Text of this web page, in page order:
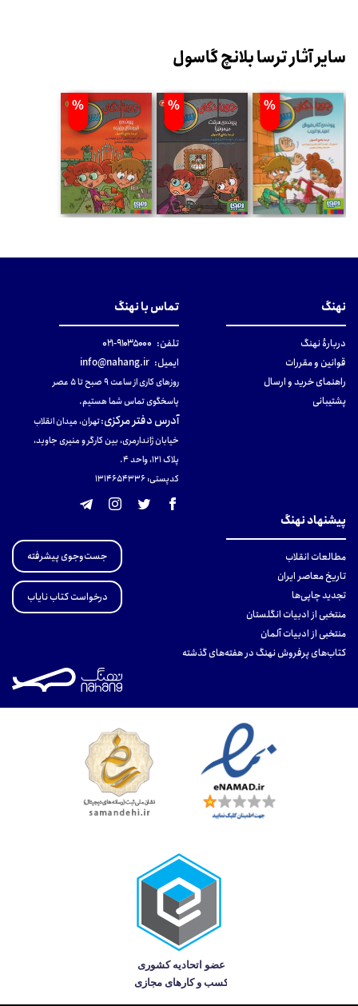
سایر آثار ترسا بلانچ گاسول
%
%
%
نهنگ
دربارهٔ نهنگ
قوانین و مقررات
راهنمای خرید و ارسال
پشتیبانی
تماس با نهنگ
تلفن: ۹۱۰۳۵۰۰۰-۰۲۱
ایمیل: info@nahang.ir
روزهای کاری از ساعت ۹ صبح تا ۵ عصر
پاسخگوی تماس شما هستیم.
آدرس دفتر مرکزی:تهران، میدان انقلاب
خیابان ژاندارمری، بین کارگر و منیری جاوید،
پلاک 121، واحد ۴.
کدپستی: 131465433۶
پیشنهاد نهنگ
مطالعات انقلاب
تاریخ معاصر ایران
تجدید چاپی‌ها
منتخبی از ادبیات انگلستان
منتخبی از ادبیات آلمان
کتاب‌های پرفروش نهنگ در هفته‌های گذشته
جست‌وجوی پیشرفته
درخواست کتاب نایاب